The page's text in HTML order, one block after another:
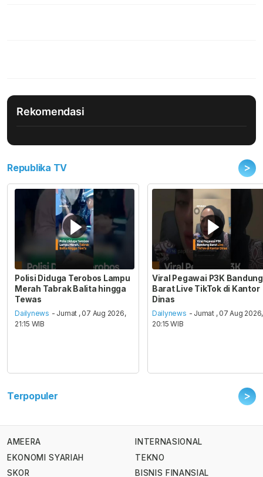
Rekomendasi
Republika TV >
Polisi Diduga Terobos Lampu
Merah Tabrak Balita hingga
Tewas
Dailynews - Jumat , 07 Aug 2026,
21:15 WIB
Viral Pegawai P3K Bandung
Barat Live TikTok di Kantor
Dinas
Dailynews - Jumat , 07 Aug 2026,
20:15 WIB
Terpopuler >
AMEERA
EKONOMI SYARIAH
SKOR
INTERNASIONAL
TEKNO
BISNIS FINANSIAL